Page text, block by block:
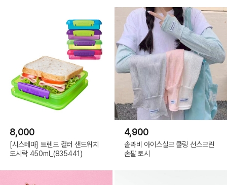
8,000
[시스테마] 트렌드 컬러 샌드위치
도시락 450ml_(835441)
4,900
솔라비 아이스실크 쿨링 선스크린
손팔 토시